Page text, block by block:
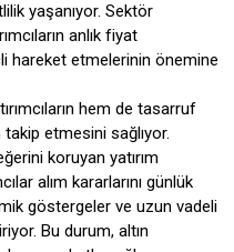
yaşanıyor. Sektör
anlık fiyat
hareket etmelerinin önemine
hem de tasarruf
takip etmesini sağlıyor.
koruyan yatırım
alım kararlarını günlük
göstergeler ve uzun vadeli
Bu durum, altın